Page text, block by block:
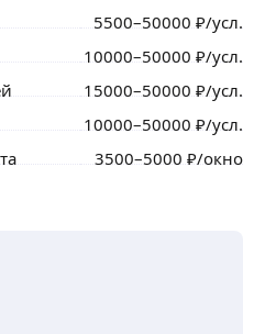
5500–50000 ₽/усл.
10000–50000 ₽/усл.
15000–50000 ₽/усл.
10000–50000 ₽/усл.
3500–5000 ₽/окно